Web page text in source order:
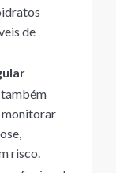
de
monitorar
risco.